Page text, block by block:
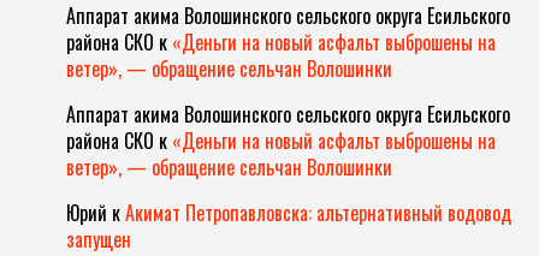
Аппарат акима Волошинского сельского округа Есильского
района СКО к «Деньги на новый асфальт выброшены на
ветер», — обращение сельчан Волошинки
Аппарат акима Волошинского сельского округа Есильского
района СКО к «Деньги на новый асфальт выброшены на
ветер», — обращение сельчан Волошинки
Юрий кАкимат Петропавловска: альтернативный водовод
запущен